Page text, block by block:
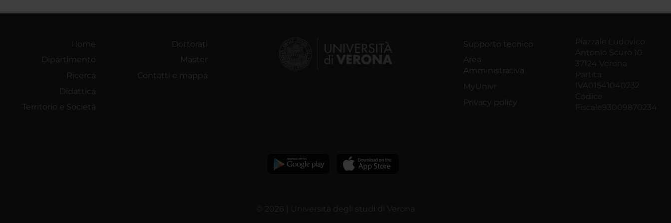
Home
Dipartimento
Ricerca
Didattica
Territorio e Società
Dottorati
Master
Contatti e mappa
Supporto tecnico
Area
Amministrativa
MyUnivr
Privacy policy
Piazzale Ludovico
Antonio Scuro 10
37124 Verona
Partita
IVA01541040232
Codice
Fiscale93009870234
© 2026 | Università degli studi di Verona